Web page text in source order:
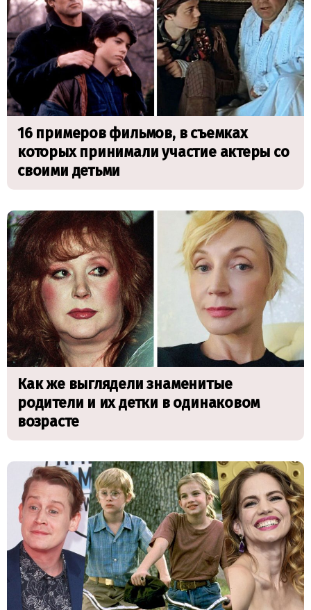
16 примеров фильмов, в съемках
которых принимали участие актеры со
своими детьми
Как же выглядели знаменитые
родители и их детки в одинаковом
возрасте